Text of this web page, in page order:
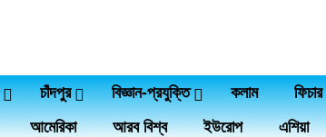
চাঁদপুর বিজ্ঞান-প্রযুক্তি কলাম ফিচার
আমেরিকা আরব বিশ্ব ইউরোপ এশিয়া